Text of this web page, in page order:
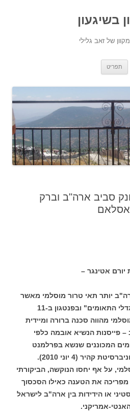
בשיגעון
של זאב גלילי
תפריט
סביב ארה"ב וברק
אטינגר –
יותר תאי טרור מוסלמי מאשר
כל שנה מאז הפיגועים ב"מגדלי התאומים" ובפנטגון ב-11
המוסלמי מהווה סכנה ברורה ומיידית
פייסנות הנשיא אובמה כלפי
המכוננים שנשא בפרלמנט
על אף יחסו הנוקשה, הביקורתי
את הטענה כאילו הסכסוך
או הידידות בין ארה"ב לישראל
אמריקני.